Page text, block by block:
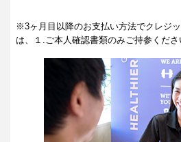
※3ヶ月目以降のお支払い方法でクレジ
は、１.ご本人確認書類のみご持参くださ